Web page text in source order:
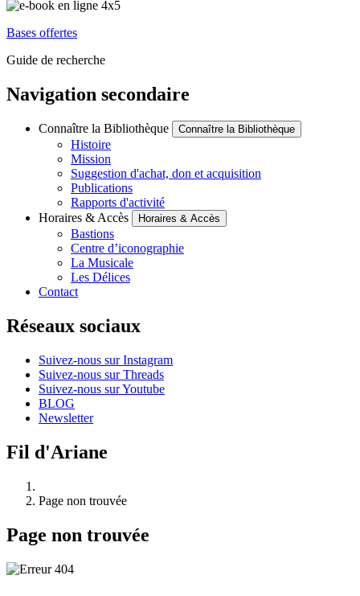
Bases offertes
Guide de recherche
Navigation secondaire
Connaître la Bibliothèque Connaître la Bibliothèque
Histoire
Mission
Suggestion d'achat, don et acquisition
Publications
Rapports d'activité
Horaires & Accès
Horaires & Accès
Bastions
Centre d’iconographie
La Musicale
Les Délices
Contact
Réseaux sociaux
Suivez-nous sur Instagram
Suivez-nous sur Threads
Suivez-nous sur Youtube
BLOG
Newsletter
Fil d'Ariane
Page non trouvée
Page non trouvée